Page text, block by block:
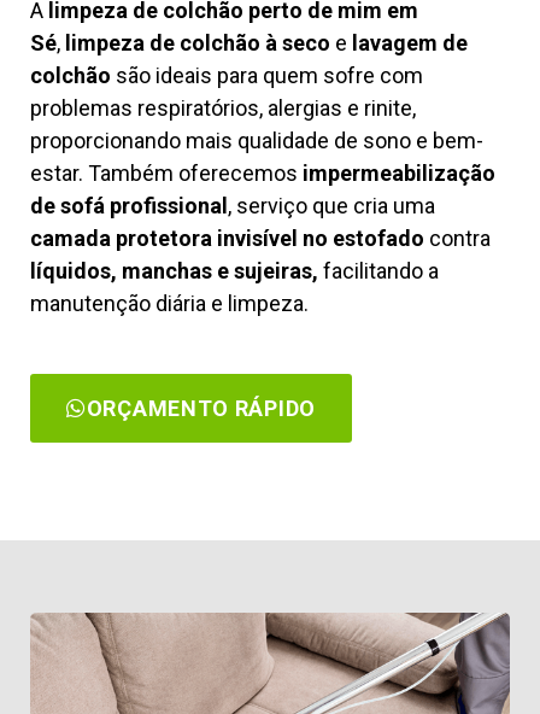
A limpeza de colchão perto de mim em
Sé, limpeza de colchão à seco e lavagem de
colchão são ideais para quem sofre com
problemas respiratórios, alergias e rinite,
proporcionando mais qualidade de sono e bem-
estar. Também oferecemos impermeabilização
de sofá profissional , serviço que cria uma
camada protetora invisível no estofado contra
líquidos, manchas e sujeiras, facilitando a
manutenção diária e limpeza.
ORÇAMENTO RÁPIDO